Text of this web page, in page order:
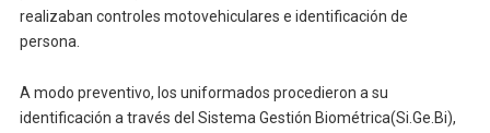
realizaban controles motovehiculares e identificación de
persona.
A modo preventivo, los uniformados procedieron a su
identificación a través del Sistema Gestión Biométrica(Si.Ge.Bi),